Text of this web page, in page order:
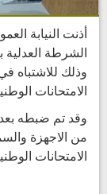
أذنت النيابة
الشرطة
وذلك للاشتباه
الامتحانات
وقد تم ضبطه
من الاجهزة
الامتحانات